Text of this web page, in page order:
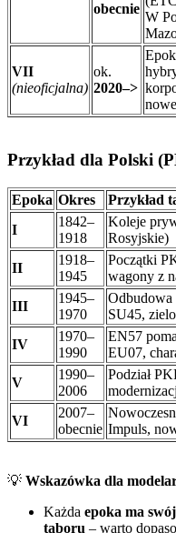
obecnie
W
VII
(nieoficjalna)
ok.
2020–>
Przykład dla Polski
Epoka Okres
Przykład
I
1842–
1918
Koleje
Rosyjskie)
II
1918–
1945
Początki
wagony z
III
1945–
1970
Odbudowa
SU45,
IV
1970–
1990
EN57
EU07,
V
1990–
2006
Podział
VI
2007–
obecnie Impuls,
💡 Wskazówka dla
Każda epoka ma
taboru – warto